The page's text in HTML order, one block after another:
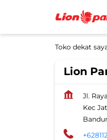
Toko dekat
Lion
Jl.
Kec